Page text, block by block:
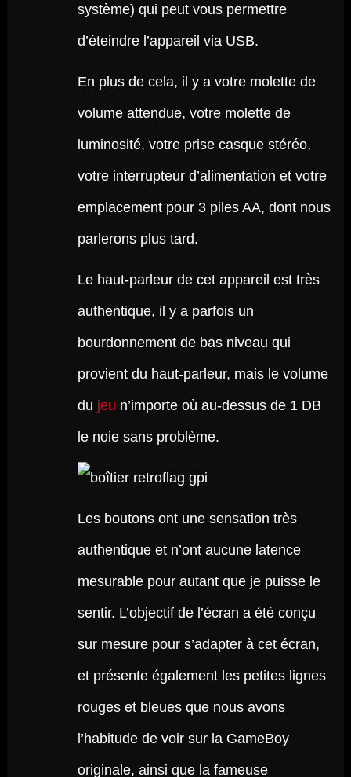
système) qui peut vous permettre
d’éteindre l’appareil via USB.
En plus de cela, il y a votre molette de
volume attendue, votre molette de
luminosité, votre prise casque stéréo,
votre interrupteur d’alimentation et votre
emplacement pour 3 piles AA, dont nous
parlerons plus tard.
Le haut-parleur de cet appareil est très
authentique, il y a parfois un
bourdonnement de bas niveau qui
provient du haut-parleur, mais le volume
du jeu n’importe où au-dessus de 1 DB
le noie sans problème.
Les boutons ont une sensation très
authentique et n’ont aucune latence
mesurable pour autant que je puisse le
sentir. L’objectif de l’écran a été conçu
sur mesure pour s’adapter à cet écran,
et présente également les petites lignes
rouges et bleues que nous avons
l’habitude de voir sur la GameBoy
originale, ainsi que la fameuse